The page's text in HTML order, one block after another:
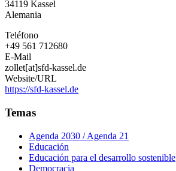
34119 Kassel
Alemania
Teléfono
+49 561 712680
E-Mail
zollet[at]sfd-kassel.de
Website/URL
https://sfd-kassel.de
Temas
Agenda 2030 / Agenda 21
Educación
Educación para el desarrollo sostenible
Democracia